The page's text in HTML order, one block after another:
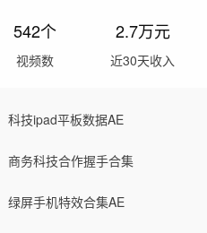
542个
视频数
2.7万元
近30天收入
科技ipad平板数据AE
商务科技合作握手合集
绿屏手机特效合集AE